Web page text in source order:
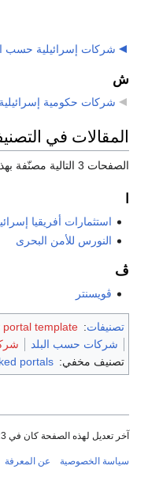
شركات إسرائيلية حسب
ش
شركات حكومية إسرائيلية
المقالات في
الصفحات 3 التالية مصنّفة بهذا التصنيف، من إجمالي 3.
استثمارات أفريقيا
النورس للأمن البحرى
ڤ
ڤويسنتر
تصنيفات:
portal template
شركات حسب البلد
تصنيف مخفي: portals
آخر تعديل لهذه الصفحة كان في 22:23, 5 أكتوبر 2012.
سياسة الخصوصية عن المعرفة